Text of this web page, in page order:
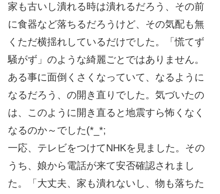
家も古いし潰れる時は潰れるだろう、その前
に食器など落ちるだろうけど、その気配も無
くただ横揺れしているだけでした。「慌てず
騒がず」のような綺麗ごとではありません。
ある事に面倒くさくなっていて、なるように
なるだろう、の開き直りでした。気づいたの
は、このように開き直ると地震すら怖くなく
なるのか～でした(*_*;
一応、テレビをつけてNHKを見ました。その
うち、娘から電話が来て安否確認されまし
た。「大丈夫、家も潰れないし、物も落ちた